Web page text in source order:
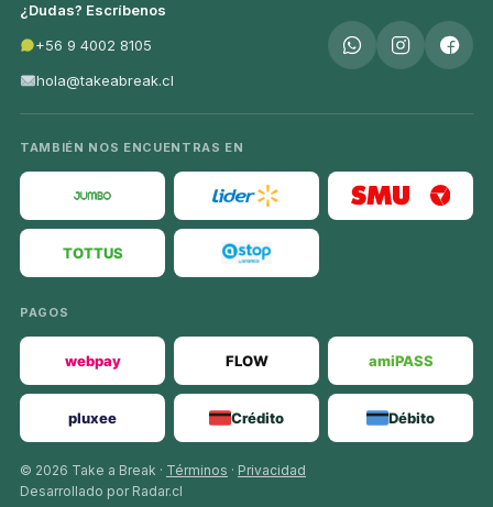
¿Dudas? Escríbenos
+56 9 4002 8105
hola@takeabreak.cl
TAMBIÉN NOS ENCUENTRAS EN
TOTTUS
PAGOS
webpay FLOW amiPASS
pluxee Crédito Débito
© 2026 Take a Break · Términos · Privacidad
Desarrollado por Radar.cl